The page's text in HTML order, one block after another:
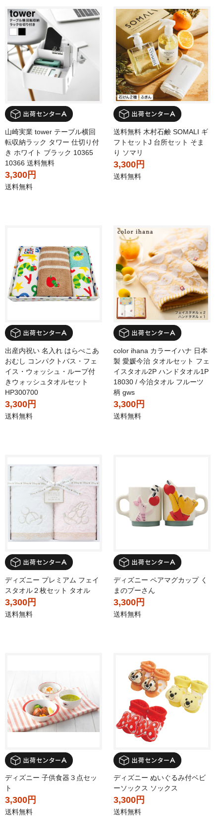
山崎実業 tower テーブル横回
転収納ラック タワー 仕切り付
き ホワイト ブラック 10365
10366 送料無料
3,300円
送料無料
送料無料 木村石鹸 SOMALI ギ
フトセットJ 台所セット そま
り ソマリ
3,300円
送料無料
出産内祝い 名入れ はらぺこあ
おむし コンパクトバス・フェ
イス・ウォッシュ・ループ付
きウォッシュタオルセット
HP300700
3,300円
送料無料
color ihana カラーイハナ 日本
製 愛媛今治 タオルセット フェ
イスタオル2P ハンドタオル1P
18030 / 今治タオル フルーツ
柄 gws
3,300円
送料無料
ディズニー プレミアム フェイ
スタオル２枚セット タオル
3,300円
送料無料
ディズニー ペアマグカップ く
まのプーさん
3,300円
送料無料
ディズニー 子供食器３点セッ
ト
3,300円
送料無料
ディズニー ぬいぐるみ付ベビ
ーソックス ソックス
3,300円
送料無料